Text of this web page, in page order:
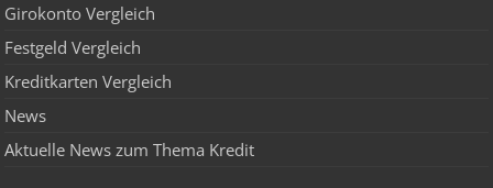
Girokonto Vergleich
Festgeld Vergleich
Kreditkarten Vergleich
News
Aktuelle News zum Thema Kredit